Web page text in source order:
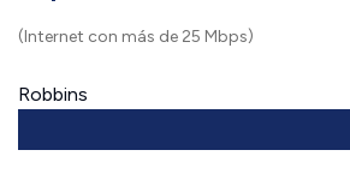
(Internet con más de 25 Mbps)
Robbins